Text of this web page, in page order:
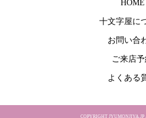
HOME
十文字屋に
お問い合
ご来店予
よくある
COPYRIGHT JYUMONJIYA.JP